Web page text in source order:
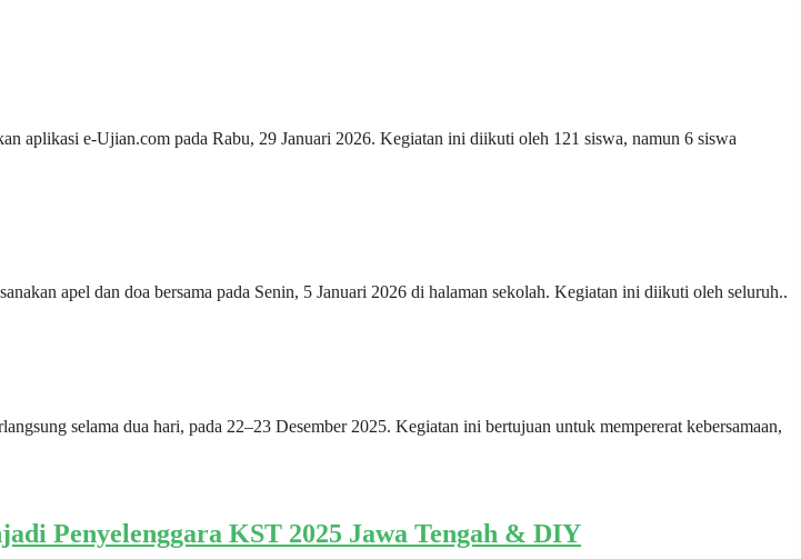
aplikasi e-Ujian.com pada Rabu, 29 Januari 2026. Kegiatan ini diikuti oleh 121 siswa, namun 6 siswa
apel dan doa bersama pada Senin, 5 Januari 2026 di halaman sekolah. Kegiatan ini diikuti oleh seluruh..
selama dua hari, pada 22–23 Desember 2025. Kegiatan ini bertujuan untuk mempererat kebersamaan,
Penyelenggara KST 2025 Jawa Tengah & DIY